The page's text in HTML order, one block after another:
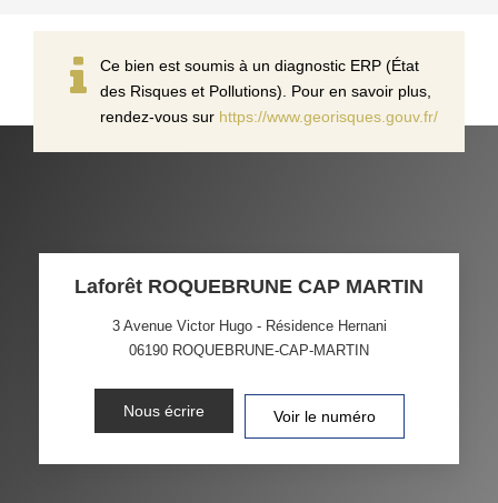
Ce bien est soumis à un diagnostic ERP (État
des Risques et Pollutions). Pour en savoir plus,
rendez-vous sur https://www.georisques.gouv.fr/
Laforêt ROQUEBRUNE CAP MARTIN
3 Avenue Victor Hugo - Résidence Hernani
06190 ROQUEBRUNE-CAP-MARTIN
Nous écrire Voir le numéro